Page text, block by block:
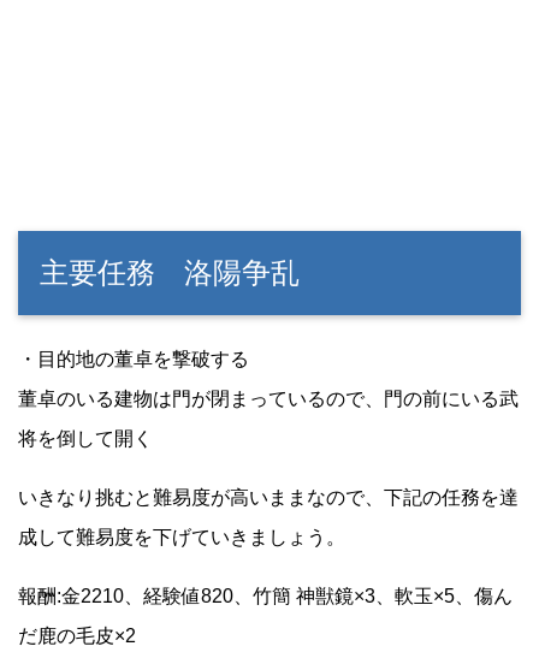
主要任務 洛陽争乱
・目的地の董卓を撃破する
董卓のいる建物は門が閉まっているので、門の前にいる武
将を倒して開く
いきなり挑むと難易度が高いままなので、下記の任務を達
成して難易度を下げていきましょう。
報酬:金2210、経験値820、竹簡 神獣鏡×3、軟玉×5、傷ん
だ鹿の毛皮×2